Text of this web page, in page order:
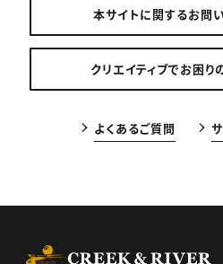
本サイトに関するお問
クリエイティブでお困り
よくあるご質問